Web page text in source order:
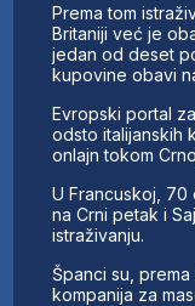
Prema tom
Britaniji već je
jedan od deset
kupovine obavi
Evropski portal
odsto italijanskih
onlajn tokom
U Francuskoj,
na Crni petak i
istraživanju.
Španci su,
kompanija za